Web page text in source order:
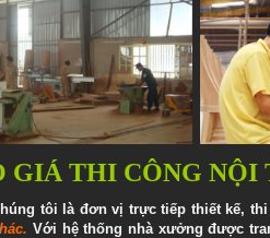
GIÁ THI CÔNG NỘI
tôi là đơn vị trực tiếp thiết kế,
Với hệ thống nhà xưởng được